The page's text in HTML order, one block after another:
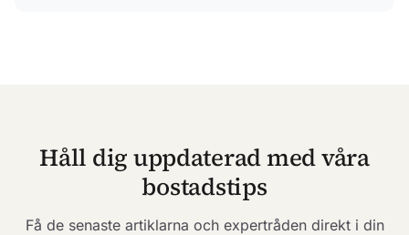
Håll dig uppdaterad med våra
bostadstips
Få de senaste artiklarna och expertråden direkt i din